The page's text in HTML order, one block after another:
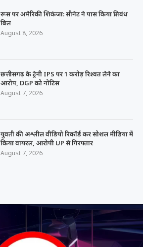
रूस पर अमेरिकी शिकंजा: सीनेट ने पास किया प्रतिबंध
बिल
August 8, 2026
छत्तीसगढ़ के ट्रेनी IPS पर 1 करोड़ रिश्वत लेने का
आरोप, DGP को नोटिस
August 7, 2026
युवती की अश्लील वीडियो रिकॉर्ड कर सोशल मीडिया में
किया वायरल, आरोपी UP से गिरफ्तार
August 7, 2026